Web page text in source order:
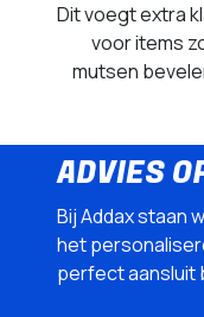
Dit voegt extra
voor items
mutsen
ADVIES
Bij Addax staan
het
perfect aansluit